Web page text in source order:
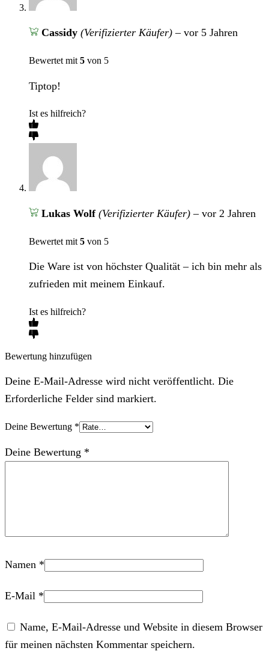
Cassidy (Verifizierter Käufer) – vor 5 Jahren
Bewertet mit 5 von 5
Tiptop!
Ist es hilfreich?
Lukas Wolf (Verifizierter Käufer) – vor 2 Jahren
Bewertet mit 5 von 5
Die Ware ist von höchster Qualität – ich bin mehr als
zufrieden mit meinem Einkauf.
Ist es hilfreich?
Bewertung hinzufügen
Deine E-Mail-Adresse wird nicht veröffentlicht. Die
Erforderliche Felder sind markiert.
Deine Bewertung *
Deine Bewertung *
Namen *
E-Mail *
Name, E-Mail-Adresse und Website in diesem Browser
für meinen nächsten Kommentar speichern.